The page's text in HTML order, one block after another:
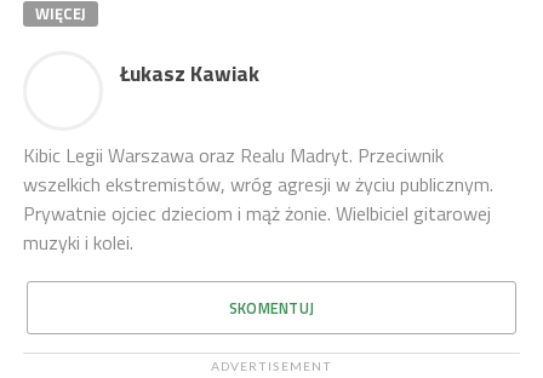
WIĘCEJ
Łukasz Kawiak
Kibic Legii Warszawa oraz Realu Madryt. Przeciwnik
wszelkich ekstremistów, wróg agresji w życiu publicznym.
Prywatnie ojciec dzieciom i mąż żonie. Wielbiciel gitarowej
muzyki i kolei.
SKOMENTUJ
ADVERTISEMENT